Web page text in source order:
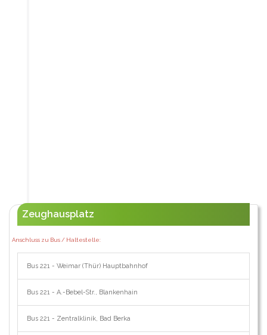
Zeughausplatz
Anschluss zu Bus / Haltestelle:
Bus 221 - Weimar (Thür) Hauptbahnhof
Bus 221 - A.-Bebel-Str., Blankenhain
Bus 221 - Zentralklinik, Bad Berka